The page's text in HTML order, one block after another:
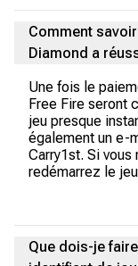
Comment
Diamond a
Une fois le
Free Fire seront
jeu presque
également un e-
Carry1st. Si vous
redémarrez le
Que dois-je